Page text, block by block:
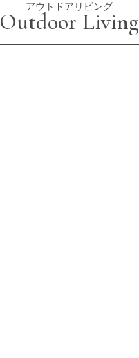
アウトドアリビング
Outdoor Living